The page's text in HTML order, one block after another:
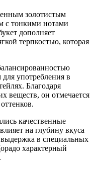
золотистым
с тонкими нотами
дополняет
терпкостью, которая
употребления в
Благодаря
веществ, он отмечается
качественные
на глубину вкуса
в специальных
характерный